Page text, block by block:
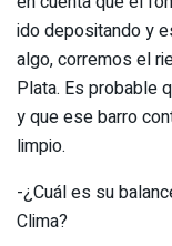
ido depositando y
algo, corremos el
Plata. Es probable
y que ese barro
limpio.
-¿Cuál es su
Clima?